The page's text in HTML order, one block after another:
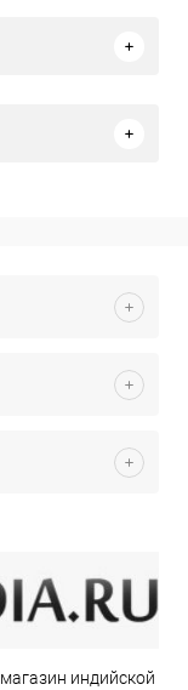
индийской